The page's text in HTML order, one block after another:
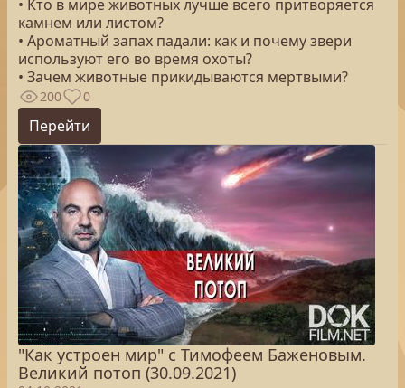
• Кто в мире животных лучше всего притворяется
камнем или листом?
• Ароматный запах падали: как и почему звери
используют его во время охоты?
• Зачем животные прикидываются мертвыми?
200 0
Перейти
"Как устроен мир" с Тимофеем Баженовым.
Великий потоп (30.09.2021)